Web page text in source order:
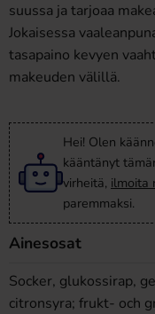
suussa ja tarjoaa
Jokaisessa
tasapaino kevyen
makeuden välillä.
Hei! Olen
kääntänyt
virheitä, ilmoita
paremmaksi.
Ainesosat
Socker, glukossirap,
citronsyra; frukt- och